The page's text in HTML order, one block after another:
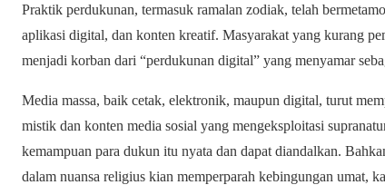
Praktik perdukunan, termasuk ramalan zodiak, telah
aplikasi digital, dan konten kreatif. Masyarakat yang kurang
menjadi korban dari “perdukunan digital” yang menyamar
Media massa, baik cetak, elektronik, maupun digital, turut
mistik dan konten media sosial yang mengeksploitasi
kemampuan para dukun itu nyata dan dapat diandalkan.
dalam nuansa religius kian memperparah kebingungan umat,